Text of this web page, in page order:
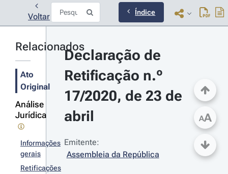
Voltar Índice
Relacionados
Ato
Original
Análise
Jurídica
Informações
gerais
Retificações
Declaração de
Retificação n.º
17/2020, de 23 de
abril
Emitente:
Assembleia da República
AA